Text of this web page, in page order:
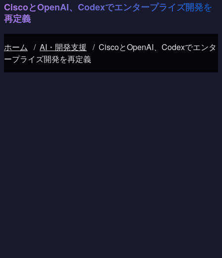
CiscoとOpenAI、Codexでエンタープライズ開発を
再定義
ホーム / AI・開発支援 / CiscoとOpenAI、Codexでエンタ
ープライズ開発を再定義